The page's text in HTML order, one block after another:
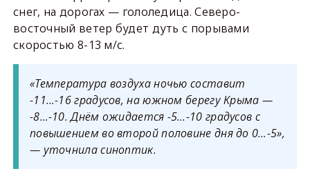
снег, на дорогах — гололедица. Северо-
восточный ветер будет дуть с порывами
скоростью 8-13 м/с.
«Температура воздуха ночью составит
-11…-16 градусов, на южном берегу Крыма —
-8…-10. Днём ожидается -5…-10 градусов с
повышением во второй половине дня до 0…-5»,
— уточнила синоптик.